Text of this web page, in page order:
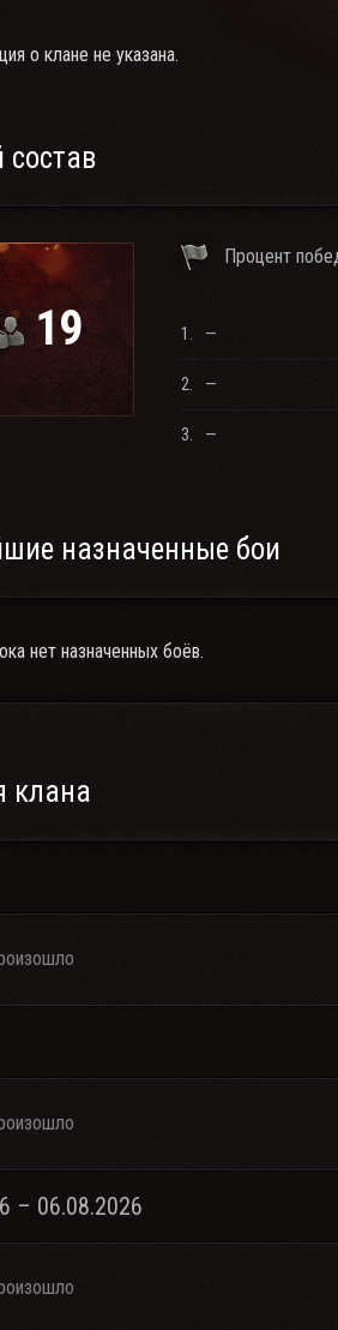
о клане не указана.
19
Процент
1. —
2. —
3. —
назначенные бои
нет назначенных боёв.
клана
– 06.08.2026